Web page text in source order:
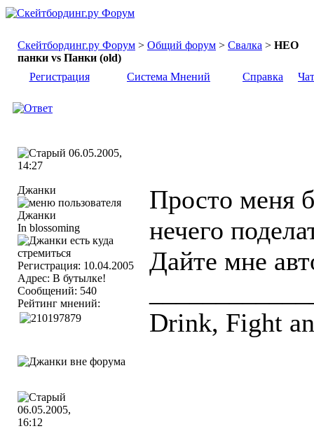
Скейтбординг.ру Форум > Общий форум > Свалка > НЕО
панки vs Панки (old)
Регистрация
Система Мнений Справка Чат
06.05.2005,
14:27
Джанки
In blossoming
Регистрация: 10.04.2005
Адрес: В бутылке!
Сообщений: 540
Рейтинг мнений:
Просто меня
нечего
Дайте мне
Drink, Fight
06.05.2005,
16:12